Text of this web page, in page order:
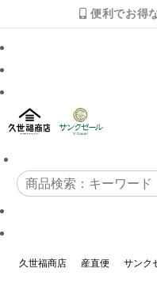
便利でお得
久世福商店 産直便 サンク